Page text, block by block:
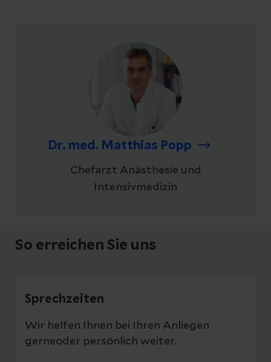
Dr. med. Matthias Popp
Chefarzt Anästhesie und
Intensivmedizin
So erreichen Sie uns
Sprechzeiten
Wir helfen Ihnen bei Ihren Anliegen
gerneoder persönlich weiter.